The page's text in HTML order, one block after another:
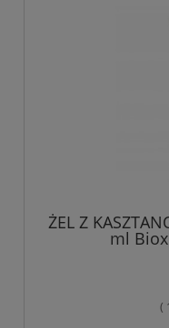
ŻEL Z
ml
(